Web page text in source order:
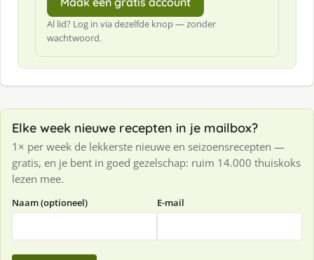
Al lid? Log in via dezelfde knop — zonder
wachtwoord.
Elke week nieuwe recepten in je mailbox?
1× per week de lekkerste nieuwe en seizoensrecepten —
gratis, en je bent in goed gezelschap: ruim 14.000 thuiskoks
lezen mee.
Naam (optioneel) E-mail